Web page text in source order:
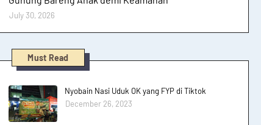
July 30, 2026
Must Read
Nyobain Nasi Uduk OK yang FYP di Tiktok
December 26, 2023